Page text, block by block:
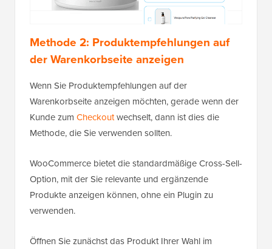
Methode 2: Produktempfehlungen auf
der Warenkorbseite anzeigen
Wenn Sie Produktempfehlungen auf der
Warenkorbseite anzeigen möchten, gerade wenn der
Kunde zum Checkoutwechselt, dann ist dies die
Methode, die Sie verwenden sollten.
WooCommerce bietet die standardmäßige Cross-Sell-
Option, mit der Sie relevante und ergänzende
Produkte anzeigen können, ohne ein Plugin zu
verwenden.
Öffnen Sie zunächst das Produkt Ihrer Wahl im